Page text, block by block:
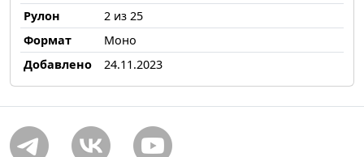
Рулон
2 из 25
Формат
Моно
Добавлено
24.11.2023